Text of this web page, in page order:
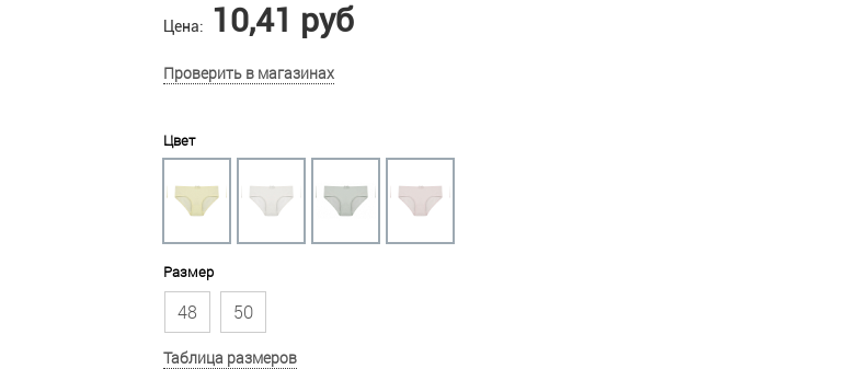
Цена: 10,41 руб
Проверить в магазинах
Цвет
Размер
48 50
Таблица размеров